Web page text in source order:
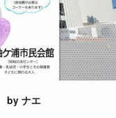
by ナエ